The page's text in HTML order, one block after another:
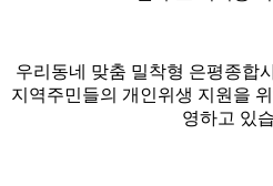
우리동네 맞춤 밀착형 은평종합
지역주민들의 개인위생 지원을
영하고 있